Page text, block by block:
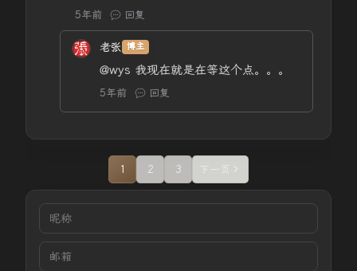
5年前 回复
老张 博主
@wys 我现在就是在等这个点。。。
5年前 回复
1 2 3 下一页